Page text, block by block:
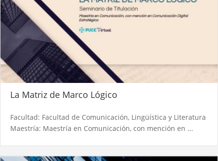
La Matriz de Marco Lógico
Facultad: Facultad de Comunicación, Lingüística y Literatura
Maestría: Maestría en Comunicación, con mención en ...